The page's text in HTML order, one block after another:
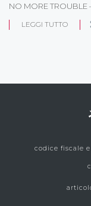
NO MORE
LEGGI TUTTO
codice fiscale